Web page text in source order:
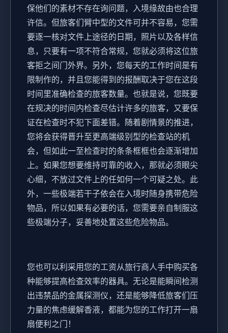
保他们的素材不存在询问题，入境缘故由也合理
许信。但旅客们臂中型的文件可并不容易，您需
要逐一核对文件上途径的日期，照片以及各样信
息，只要有一项不符合常规，您就必须将这位旅
客拒之间门外界。另外，您每天的工作时间是有
限制作的，并且您能得到的报酬取决于您在这段
时间里准确检查的旅客数量。也就是说，您既要
在规决的时间内检查尽估计许多的旅客，又要保
证在检查时不犯下面差错。随着剧情景的推进，
您将会获得晋升至更高端级别型的检查站的机
会，但如此一至检查时的条条框框也会逐渐增加
上。如果您想要维持可靠的收入，那就必须眼尖
心细，不放过文件上的任如何一个可疑之处。此
外，一些极端若干子依会在入境时随身携带危险
物品，所以如果有必要的话，您需要亲自制服这
些极端分子，妥善地处置这些危险物品。
您也可以利采用您的工资从旅行商人手中购买各
种能够提高检查效率的器具。无论是能瞬间检测
出违禁品的金属探测仪，还是能够降低旅客们压
力量的焦虑缓解香液，都能为您的工作打开一扇
扇便利之门！